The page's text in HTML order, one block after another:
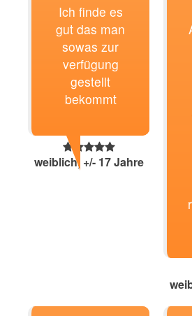
Ich finde es
gut das man
sowas zur
verfügung
gestellt
bekommt
weiblich, +/- 17 Jahre